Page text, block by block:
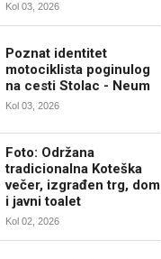
Kol 03, 2026
Poznat identitet
motociklista poginulog
na cesti Stolac - Neum
Kol 03, 2026
Foto: Održana
tradicionalna Koteška
večer, izgrađen trg, dom
i javni toalet
Kol 02, 2026